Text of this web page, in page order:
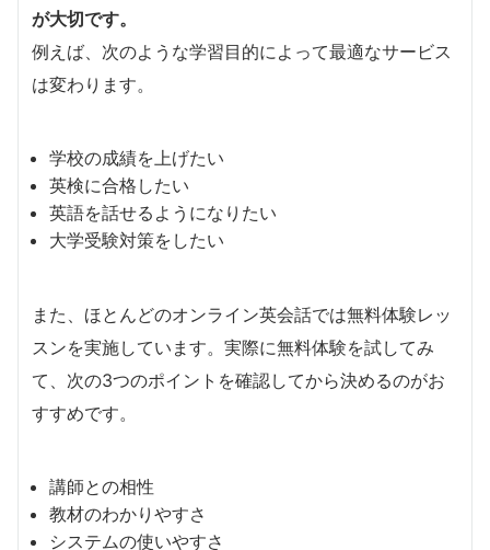
が大切です。
例えば、次のような学習目的によって最適なサービス
は変わります。
学校の成績を上げたい
英検に合格したい
英語を話せるようになりたい
大学受験対策をしたい
また、ほとんどのオンライン英会話では無料体験レッ
スンを実施しています。実際に無料体験を試してみ
て、次の3つのポイントを確認してから決めるのがお
すすめです。
講師との相性
教材のわかりやすさ
システムの使いやすさ